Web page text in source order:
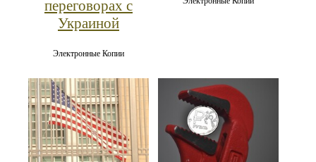
переговорах с
Украиной
Электронные Копии